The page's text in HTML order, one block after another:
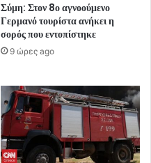
Σύμη: Στον 8ο αγνοούμενο
Γερμανό τουρίστα ανήκει η
σορός που εντοπίστηκε
9 ώρες ago